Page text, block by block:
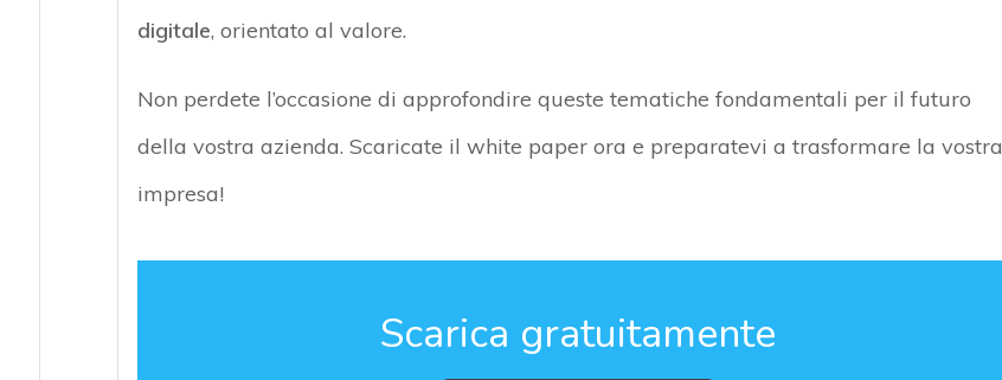
digitale, orientato al valore.
Non perdete l’occasione di approfondire queste tematiche fondamentali per il futuro
della vostra azienda. Scaricate il white paper ora e preparatevi a trasformare la vostra
impresa!
Scarica gratuitamente